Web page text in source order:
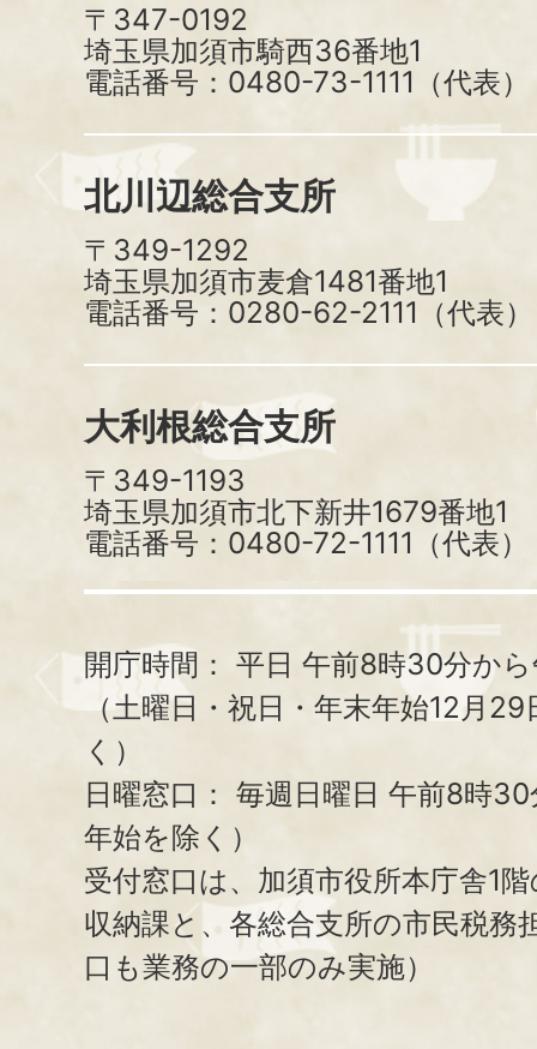
〒347-0192
埼玉県加須市騎西36番地1
電話番号：0480-73-1111（代表）
北川辺総合支所
〒349-1292
埼玉県加須市麦倉1481番地1
電話番号：0280-62-2111（代表）
大利根総合支所
〒349-1193
埼玉県加須市北下新井1679番地1
電話番号：0480-72-1111（代表）
開庁時間： 平日 午前8時30分か
（土曜日・祝日・年末年始12月
く）
日曜窓口： 毎週日曜日 午前8時
年始を除く）
受付窓口は、加須市役所本庁舎1
収納課と、 各総合支所の市民税務
口も業務の一部のみ実施）